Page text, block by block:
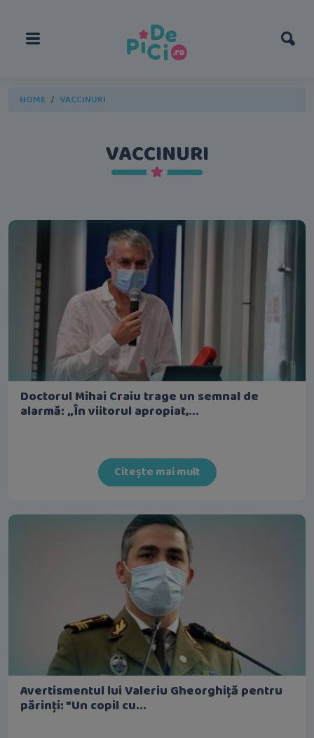
HOME VACCINURI
VACCINURI
Doctorul Mihai Craiu trage un semnal de
alarmă: „În viitorul apropiat,...
Citește mai mult
Avertismentul lui Valeriu Gheorghiță pentru
părinți: "Un copil cu...